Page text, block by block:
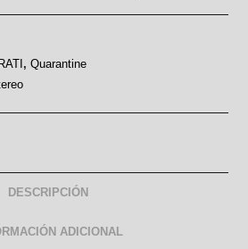
,Quarantine
DESCRIPCIÓN
ADICIONAL